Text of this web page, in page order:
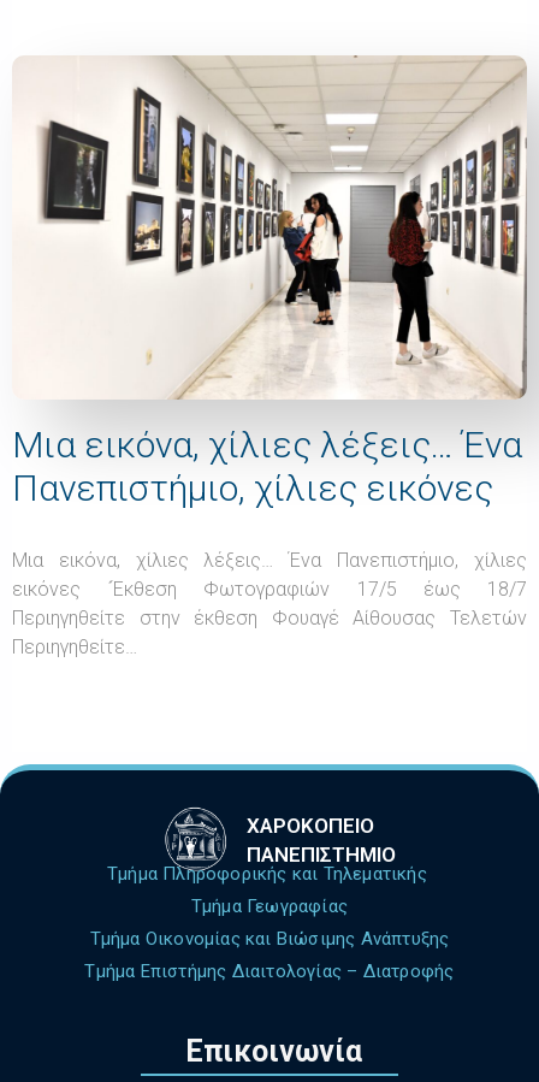
Μια εικόνα, χίλιες λέξεις… Ένα
Πανεπιστήμιο, χίλιες εικόνες​
Μια εικόνα, χίλιες λέξεις… Ένα Πανεπιστήμιο, χίλιες
εικόνες ΄Έκθεση Φωτογραφιών 17/5 έως 18/7
Περιηγηθείτε στην έκθεση Φουαγέ Αίθουσας Τελετών
Περιηγηθείτε…
ΧΑΡΟΚΟΠΕΙΟ
ΠΑΝΕΠΙΣΤΗΜΙΟ
Τμήμα Πληροφορικής και Τηλεματικής
Τμήμα Γεωγραφίας
Τμήμα Οικονομίας και Βιώσιμης Ανάπτυξης
Τμήμα Επιστήμης Διαιτολογίας – Διατροφής
Επικοινωνία